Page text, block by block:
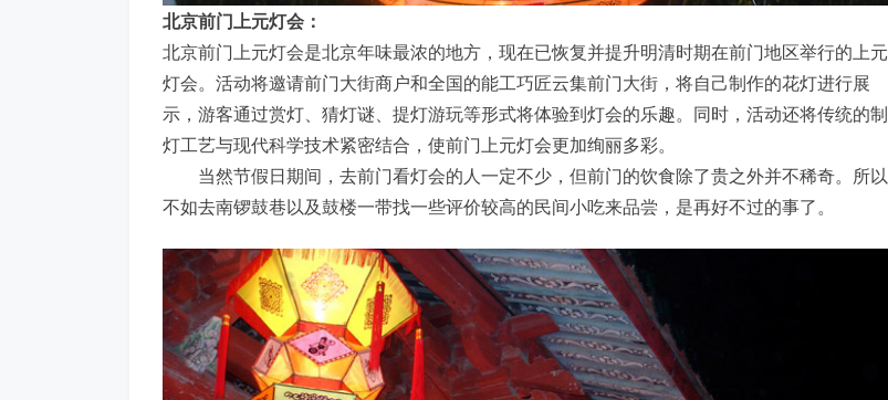
北京前门上元灯会：
北京前门上元灯会是北京年味最浓的地方，现在已恢复并提升明清时期在前门地区举行的上元
灯会。活动将邀请前门大街商户和全国的能工巧匠云集前门大街，将自己制作的花灯进行展
示，游客通过赏灯、猜灯谜、提灯游玩等形式将体验到灯会的乐趣。同时，活动还将传统的制
灯工艺与现代科学技术紧密结合，使前门上元灯会更加绚丽多彩。
当然节假日期间，去前门看灯会的人一定不少，但前门的饮食除了贵之外并不稀奇。所以
不如去南锣鼓巷以及鼓楼一带找一些评价较高的民间小吃来品尝，是再好不过的事了。